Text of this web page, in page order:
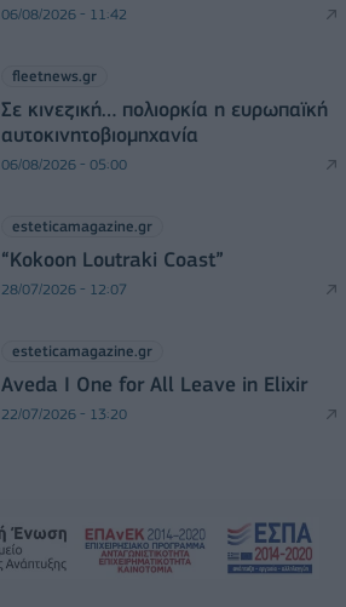
06/08/2026 - 11:42
fleetnews.gr
Σε κινεζική… πολιορκία η ευρωπαϊκή
αυτοκινητοβιομηχανία
06/08/2026 - 05:00
esteticamagazine.gr
“Kokoon Loutraki Coast”
28/07/2026 - 12:07
esteticamagazine.gr
Aveda I One for All Leave in Elixir
22/07/2026 - 13:20